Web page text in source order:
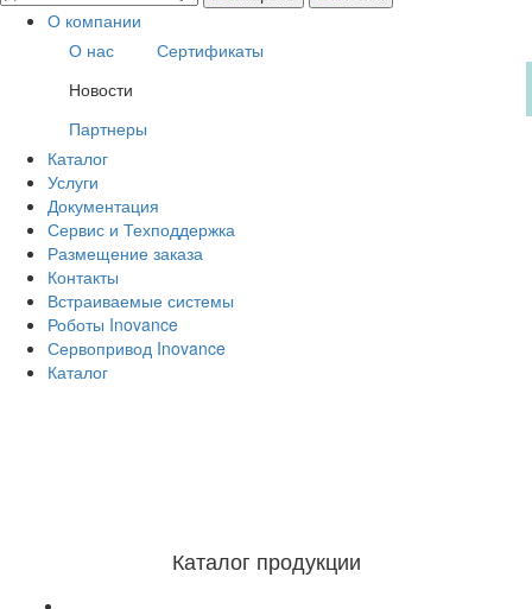
О компании
О нас
Сертификаты
Новости
Партнеры
Каталог
Услуги
Документация
Сервис и Техподдержка
Размещение заказа
Контакты
Встраиваемые системы
Роботы Inovance
Сервопривод Inovance
Каталог
Каталог продукции